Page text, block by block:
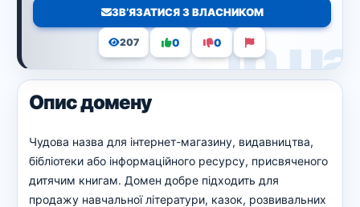
ЗВ’ЯЗАТИСЯ З ВЛАСНИКОМ
207 0 0
Опис домену
Чудова назва для інтернет-магазину, видавництва,
бібліотеки або інформаційного ресурсу, присвяченого
дитячим книгам. Домен добре підходить для
продажу навчальної літератури, казок, розвивальних